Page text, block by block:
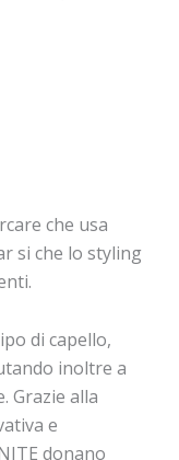
che usa
si che lo styling
di capello,
inoltre a
Grazie alla
e
donano